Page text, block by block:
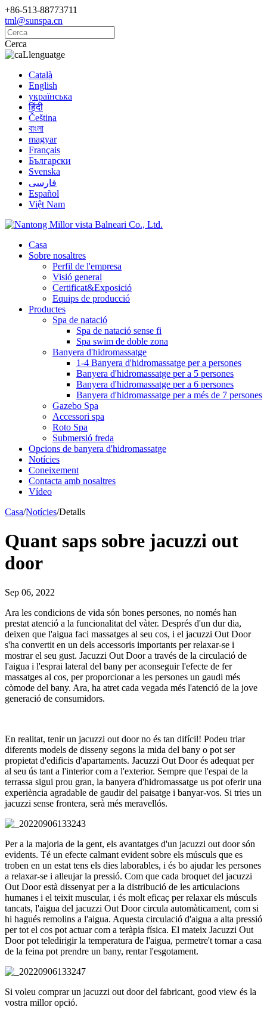
+86-513-88773711
tml@sunspa.cn
Cerca
Llenguatge
Català
English
українська
हिंदी
Čeština
বাংলা
magyar
Français
Български
Svenska
فارسی
Español
Việt Nam
Casa
Sobre nosaltres
Perfil de l'empresa
Visió general
Certificat&Exposició
Equips de producció
Productes
Spa de natació
Spa de natació sense fi
Spa swim de doble zona
Banyera d'hidromassatge
1-4 Banyera d'hidromassatge per a persones
Banyera d'hidromassatge per a 5 persones
Banyera d'hidromassatge per a 6 persones
Banyera d'hidromassatge per a més de 7 persones
Gazebo Spa
Accessori spa
Roto Spa
Submersió freda
Opcions de banyera d'hidromassatge
Notícies
Coneixement
Contacta amb nosaltres
Vídeo
Casa/Notícies/Detalls
Quant saps sobre jacuzzi out
door
Sep 06, 2022
Ara les condicions de vida són bones persones, no només han
prestat atenció a la funcionalitat del vàter. Després d'un dur dia,
deixen que l'aigua faci massatges al seu cos, i el jacuzzi Out Door
s'ha convertit en un dels accessoris importants per relaxar-se i
mostrar el seu gust. Jacuzzi Out Door a través de la circulació de
l'aigua i l'esprai lateral del bany per aconseguir l'efecte de fer
massatges al cos, per proporcionar a les persones un gaudi més
còmode del bany. Ara, ha atret cada vegada més l'atenció de la jove
generació de consumidors.
En realitat, tenir un jacuzzi out door no és tan difícil! Podeu triar
diferents models de disseny segons la mida del bany o pot ser
propietat d'edificis d'apartaments. Jacuzzi Out Door és adequat per
al seu ús tant a l'interior com a l'exterior. Sempre que l'espai de la
terrassa sigui prou gran, la banyera d'hidromassatge us pot oferir una
experiència agradable de gaudir del paisatge i banyar-vos. Si tries un
jacuzzi sense frontera, serà més meravellós.
Per a la majoria de la gent, els avantatges d'un jacuzzi out door són
evidents. Té un efecte calmant evident sobre els músculs que es
troben en un estat tens els dies laborables, i és bo ajudar les persones
a relaxar-se i alleujar la pressió. Com que cada broquet del jacuzzi
Out Door està dissenyat per a la distribució de les articulacions
humanes i el teixit muscular, i és molt eficaç per relaxar els músculs
tancats, l'aigua del jacuzzi Out Door circula automàticament, com si
hi hagués remolins a l'aigua. Aquesta circulació d'aigua a alta pressió
per tot el cos pot actuar com a teràpia física. El mateix Jacuzzi Out
Door pot teledirigir la temperatura de l'aigua, permetre't tornar a casa
de la feina pot prendre un bany, rentar l'esgotament.
Si voleu comprar un jacuzzi out door del fabricant, good view és la
vostra millor opció.